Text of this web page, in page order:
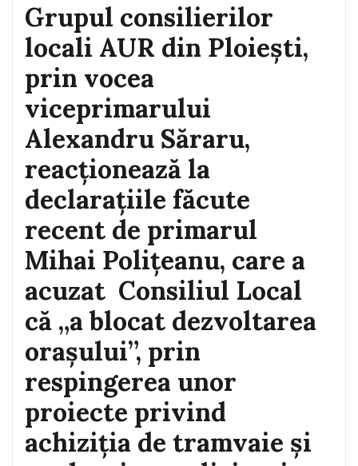
Grupul consilierilor
locali AUR din Ploiești,
prin vocea
viceprimarului
Alexandru Săraru,
reacționează la
declarațiile făcute
recent de primarul
Mihai Polițeanu, care a
acuzat Consiliul Local
că „a blocat dezvoltarea
orașului”, prin
respingerea unor
proiecte privind
achiziția de tramvaie și